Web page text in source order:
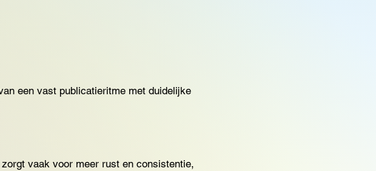
een vast publicatieritme met duidelijke
vaak voor meer rust en consistentie,